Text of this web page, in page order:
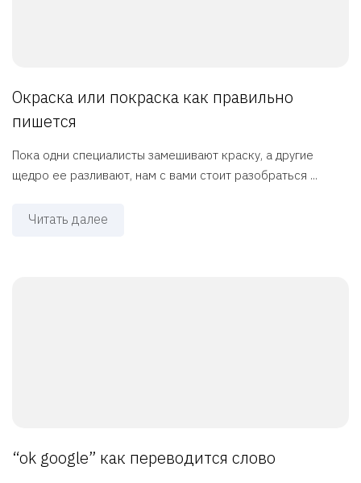
Окраска или покраска как правильно
пишется
Пока одни специалисты замешивают краску, а другие
щедро ее разливают, нам с вами стоит разобраться ...
Читать далее
“ok google” как переводится слово